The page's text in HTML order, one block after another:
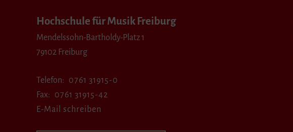
Hochschule für Musik Freiburg
Mendelssohn-Bartholdy-Platz 1
79102 Freiburg
Telefon
0761 31915-0
Fax
0761 31915-42
E-Mail schreiben